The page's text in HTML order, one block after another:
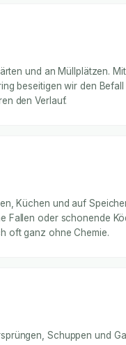
und an Müllplätzen.
beseitigen wir den Befall
den Verlauf.
Küchen und auf
Fallen oder schonende
oft ganz ohne Chemie.
Schuppen und